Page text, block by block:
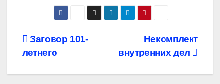
Навигация
Некомплект
внутренних дел
Заговор 101-
летнего